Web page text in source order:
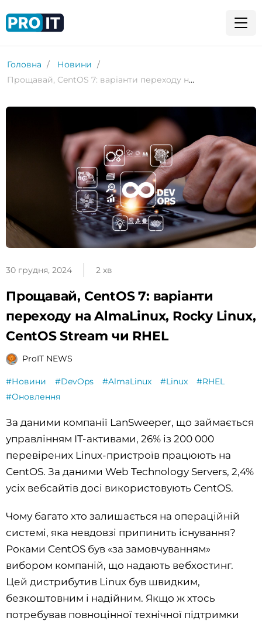
Головна
Новини
Прощавай, CentOS 7: варіанти переходу на AlmaLinux, Rocky Linux, CentOS Stream чи RHEL
30 грудня, 2024 2 хв
Прощавай, CentOS 7: варіанти
переходу на AlmaLinux, Rocky Linux,
CentOS Stream чи RHEL
ProIT NEWS
#Новини #DevOps #AlmaLinux #Linux
#RHEL
#Оновлення
За даними компанії LanSweeper, що займається
управлінням ІТ-активами, 26% із 200 000
перевірених Linux-пристроїв працюють на
CentOS. За даними Web Technology Servers, 2,4%
усіх вебсайтів досі використовують CentOS.
Чому багато хто залишається на операційній
системі, яка невдовзі припинить існування?
Роками CentOS був «за замовчуванням»
вибором компаній, що надають вебхостинг.
Цей дистрибутив Linux був швидким,
безкоштовним і надійним. Якщо ж хтось
потребував повноцінної технічної підтримки